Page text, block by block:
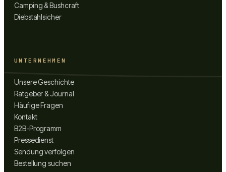
Camping & Bushcraft
Diebstahlsicher
UNTERNEHMEN
Unsere Geschichte
Ratgeber & Journal
Häufige Fragen
Kontakt
B2B-Programm
Pressedienst
Sendung verfolgen
Bestellung suchen